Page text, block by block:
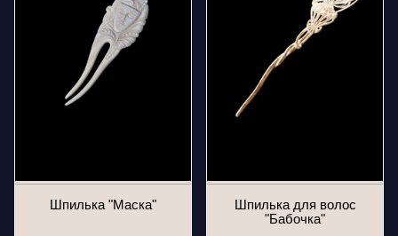
Шпилька "Маска"
Шпилька для волос
"Бабочка"